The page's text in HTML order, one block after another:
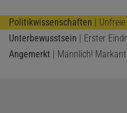
Politikwissenschaften |
Unterbewusstsein | Erster
Angemerkt | Männlich!